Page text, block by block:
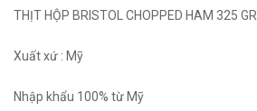
THỊT HỘP BRISTOL CHOPPED HAM 325 GR
Xuất xứ : Mỹ
Nhập khẩu 100% từ Mỹ